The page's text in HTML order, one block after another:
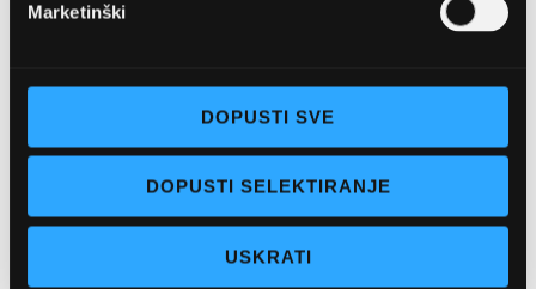
Marketinški
DOPUSTI SVE
DOPUSTI SELEKTIRANJE
USKRATI
Pon - pet: 07 - 21h,
Sub: 07-21h
webshop@optikanjego.hr